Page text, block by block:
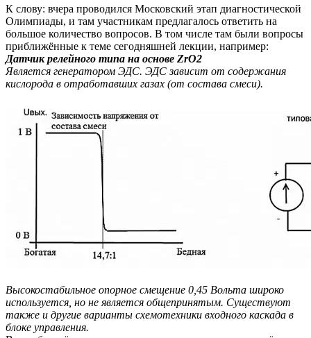
К слову: вчера проводился Московский этап диагностической
Олимпиады, и там участникам предлагалось ответить на
большое количество вопросов. В том числе там были вопросы
приближённые к теме сегодняшней лекции, например:
Датчик релейного типа на основе ZrO2
Является генератором ЭДС. ЭДС зависит от содержания
кислорода в отработавших газах (от состава смеси).
Высокостабильное опорное смещение 0,45 Вольта широко
используется, но не является общепринятым. Существуют
также и другие варианты схемотехники входного каскада в
блоке управления.